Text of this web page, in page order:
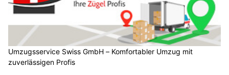
Umzugsservice Swiss GmbH – Komfortabler Umzug mit
zuverlässigen Profis